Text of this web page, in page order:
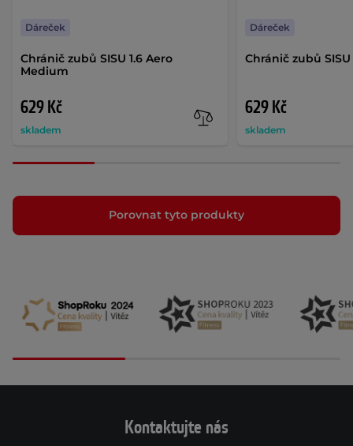
Chránič zubů SISU 1.6 Aero
Medium
629 Kč
skladem
Dáreček
Chránič zubů
629 Kč
skladem
Dáreček
Porovnat tyto produkty
Kontaktujte nás